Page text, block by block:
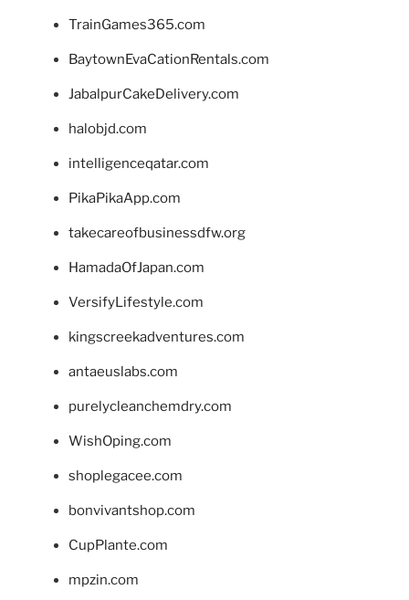
TrainGames365.com
BaytownEvaCationRentals.com
JabalpurCakeDelivery.com
halobjd.com
intelligenceqatar.com
PikaPikaApp.com
takecareofbusinessdfw.org
HamadaOfJapan.com
VersifyLifestyle.com
kingscreekadventures.com
antaeuslabs.com
purelycleanchemdry.com
WishOping.com
shoplegacee.com
bonvivantshop.com
CupPlante.com
mpzin.com